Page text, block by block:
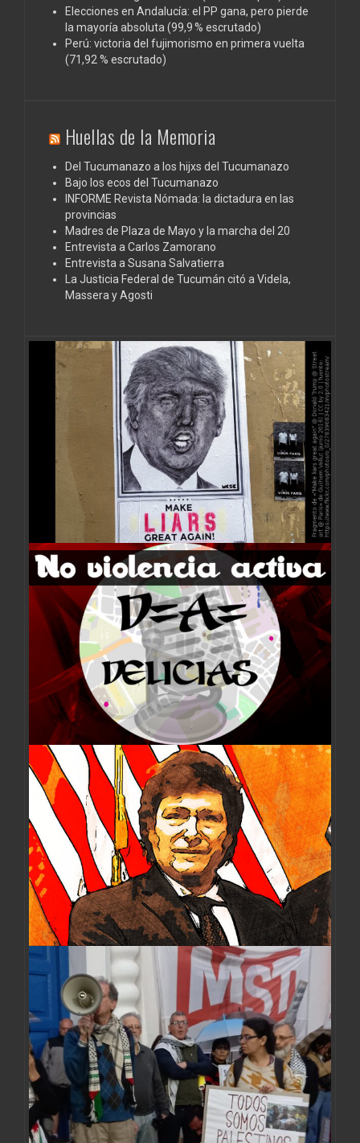
Elecciones en Andalucía: el PP gana, pero pierde
la mayoría absoluta (99,9 % escrutado)
Perú: victoria del fujimorismo en primera vuelta
(71,92 % escrutado)
Huellas de la Memoria
Del Tucumanazo a los hijxs del Tucumanazo
Bajo los ecos del Tucumanazo
INFORME Revista Nómada: la dictadura en las
provincias
Madres de Plaza de Mayo y la marcha del 20
Entrevista a Carlos Zamorano
Entrevista a Susana Salvatierra
La Justicia Federal de Tucumán citó a Videla,
Massera y Agosti